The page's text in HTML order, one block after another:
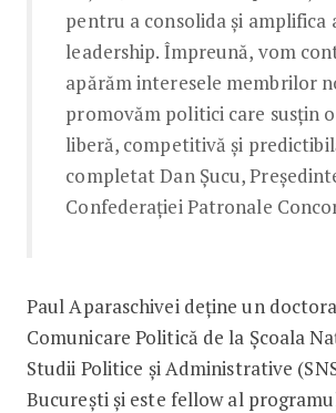
pentru a consolida și amplifica
leadership. Împreună, vom
apărăm interesele membrilor
promovăm politici care susțin
liberă, competitivă și
completat Dan Șucu,
Confederației Patronale
Paul Aparaschivei deține un
Comunicare Politică de la Școala
Studii Politice și Administrative
București și este fellow al